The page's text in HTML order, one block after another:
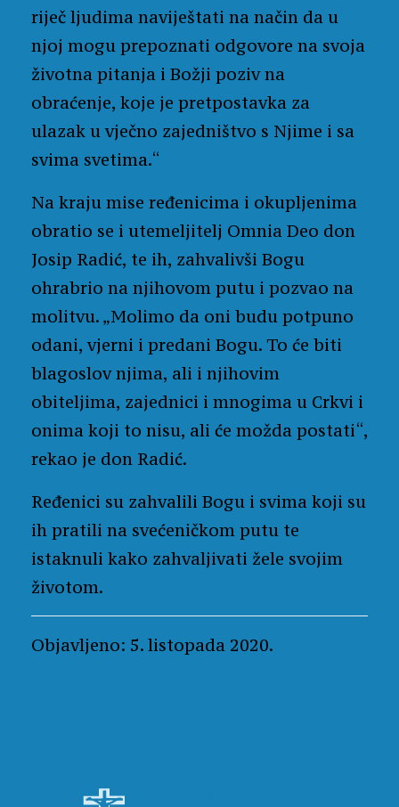
riječ ljudima naviještati na način da u
njoj mogu prepoznati odgovore na svoja
životna pitanja i Božji poziv na
obraćenje, koje je pretpostavka za
ulazak u vječno zajedništvo s Njime i sa
svima svetima.“
Na kraju mise ređenicima i okupljenima
obratio se i utemeljitelj Omnia Deo don
Josip Radić, te ih, zahvalivši Bogu
ohrabrio na njihovom putu i pozvao na
molitvu. „Molimo da oni budu potpuno
odani, vjerni i predani Bogu. To će biti
blagoslov njima, ali i njihovim
obiteljima, zajednici i mnogima u Crkvi i
onima koji to nisu, ali će možda postati“,
rekao je don Radić.
Ređenici su zahvalili Bogu i svima koji su
ih pratili na svećeničkom putu te
istaknuli kako zahvaljivati žele svojim
životom.
Objavljeno: 5. listopada 2020.